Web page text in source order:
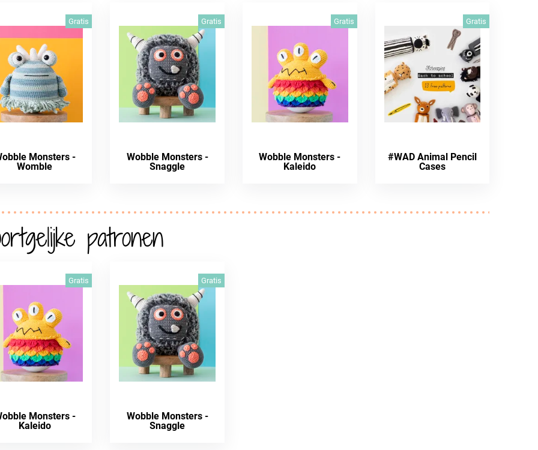
Gratis
Monsters -
Womble
Gratis
Wobble Monsters -
Snaggle
Gratis
Wobble Monsters -
Kaleido
Gratis
#WAD Animal Pencil
Cases
patronen
Gratis
Monsters -
Kaleido
Gratis
Wobble Monsters -
Snaggle